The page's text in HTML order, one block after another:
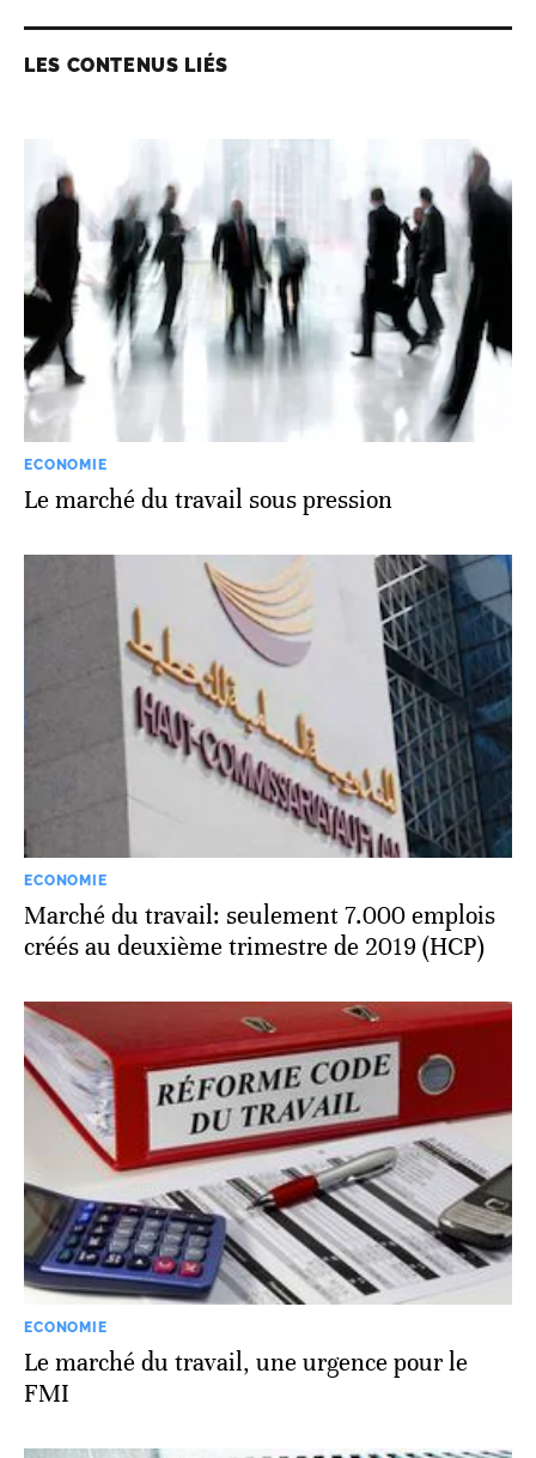
LES CONTENUS LIÉS
ECONOMIE
Le marché du travail sous pression
ECONOMIE
Marché du travail: seulement 7.000 emplois
créés au deuxième trimestre de 2019 (HCP)
ECONOMIE
Le marché du travail, une urgence pour le
FMI